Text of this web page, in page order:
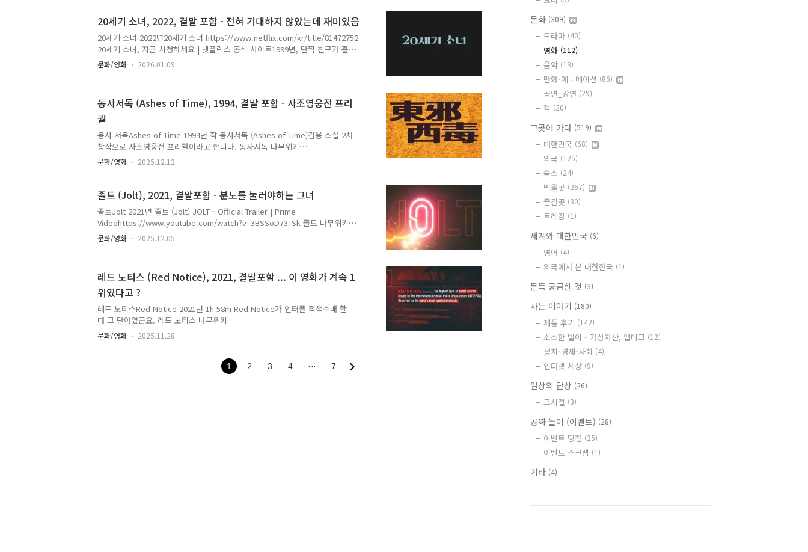
Joshû 701-gô: Sasori (1972) ⭐ 7.2 | Crime, Drama, Thriller1h 27m | Not
Ratedwww.imdb.com Female Prisoner 701: Scorp..
20세기 소녀, 2022, 결말 포함 - 전혀 기대하지 않았는데 재미있음
20세기 소녀 2022년20세기 소녀 https://www.netflix.com/kr/title/81472752
20세기 소녀, 지금 시청하세요 | 넷플릭스 공식 사이트1999년, 단짝 친구가 홀딱
반한 남학생을 친구 대신 관찰해 주기로 한 10대 소녀. 하지만 소녀에게도 예기
치 못한 사랑이 찾아온다.www.netflix.com 20세기 소녀 나무위키
17세 소녀 '보라'가 절친 '연두'의 첫사랑을 이루어주namu.wiki 줄거리 1999년
친구의 부탁을 받고 짝사랑하는 남자의 정보를 알아내는 고등학생 이야기입니
다. 보..
문화/영화 2026.01.09
동사서독 (Ashes of Time), 1994, 결말 포함 - 사조영웅전 프리
퀄
동사 서독Ashes of Time 1994년 작 동사서독 (Ashes of Time)김용 소설 2차
창작으로 사조영웅전 프리퀄이라고 합니다. 동사서독 나무위키
https://namu.wiki/w/%EB%8F%99%EC%82%AC%EC%84%9C%EB%8F
%85의 오마주이기도 하다" data-og-host="namu.wiki" data-og-source-
%8F%85" data-og-
url="https://namu.wiki/w/%EB%8F%99%EC%82%AC%EC%84%9C%EB
%8F%85" data-og-
image="https://scrap.kakaocdn.net/dn/b8a0wl/hyZN8c7E1R/LklE..
문화/영화 2025.12.12
졸트 (Jolt), 2021, 결말포함 - 분노를 눌러야하는 그녀
졸트Jolt 2021년 졸트 (Jolt) JOLT - Official Trailer | Prime
Videohttps://www.youtube.com/watch?v=3BSSoD73TSk 졸트 나무위키
https://namu.wiki/w/%EC%A1%B8%ED%8A%B8(%EC%98%81%ED%99
%94) 졸트(영화)미국의 2021년 액션 영화. 탄야 웩슬러가 연출하였고, 케이트
Action, Comedy, Crime1h 31m | 15www.imdb.com
Jolthttps://en.wikipedia.or..
문화/영화 2025.12.05
레드 노티스 (Red Notice), 2021, 결말포함 ... 이 영화가 계속 1
위였다고 ?
레드 노티스Red Notice 2021년 1h 58m Red Notice가 인터폴 적색수배 할
때 그 단어였군요. 레드 노티스 나무위키
https://namu.wiki/w/%EB%A0%88%EB%93%9C%20%EB%85%B8%ED
%8B%B0%EC%8A%A4 레드 노티스넷플릭스 에서 공개된 액션 블록버스터 영
https://en.wikipedia.org/wiki/Red_Notice_(film)
https://www.imdb.com/title/tt7991608/ 레드 노티스 (2021) ⭐ 6.3 | Action,
문화/영화 2025.11.28
1 2 3 4 ··· 7
문화 (309)
드라마 (40)
영화 (112)
음악 (13)
만화-애니메이션 (86)
공연_강연 (29)
책 (20)
그곳에 가다 (519)
대한민국 (68)
외국 (125)
숙소 (24)
먹을곳 (267)
즐길곳 (30)
트레킹 (1)
세계와 대한민국 (6)
영어 (4)
외국에서 본 대한한국 (1)
문득 궁금한 것 (3)
사는 이야기 (180)
제품 후기 (142)
소소한 벌이 - 가상자산, 앱테크 (12)
정치-경제-사회 (4)
인터넷 세상 (9)
일상의 단상 (26)
그시절 (3)
공짜 놀이 (이벤트) (28)
이벤트 당첨 (25)
이벤트 스크랩 (1)
기타 (4)